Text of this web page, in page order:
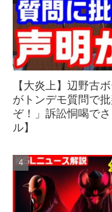
【大炎上】辺野古
がトンデモ質問で
ぞ！」訴訟恫喝で
ル】